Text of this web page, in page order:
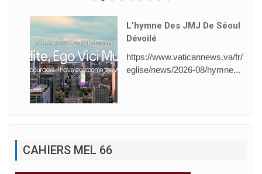
L’hymne Des JMJ De Séoul
Dévoilé
https://www.vaticannews.va/fr/
eglise/news/2026-08/hymne...
CAHIERS MEL 66